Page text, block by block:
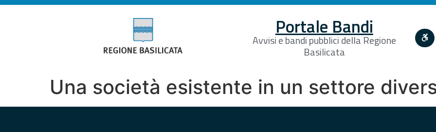
Portale Bandi
Avvisi e bandi pubblici della Regione
Basilicata
Una società esistente in un settore